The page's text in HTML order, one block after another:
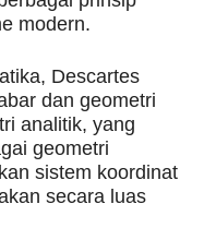
modern.
Descartes
dan geometri
analitik, yang
geometri
sistem koordinat
secara luas